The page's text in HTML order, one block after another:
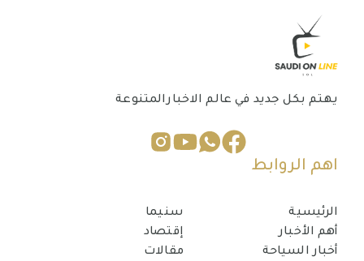
يهتم بكل جديد في عالم الاخبارالمتنوعة
اهم الروابط
الرئيسية
أهم الأخبار
أخبار السياحة
سنيما
إقتصاد
مقالات